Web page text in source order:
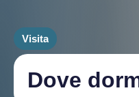
Visita
Dove